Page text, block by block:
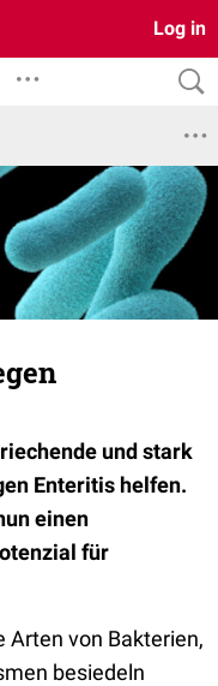
Log in
und stark
Enteritis helfen.
einen
für
Arten von Bakterien,
besiedeln